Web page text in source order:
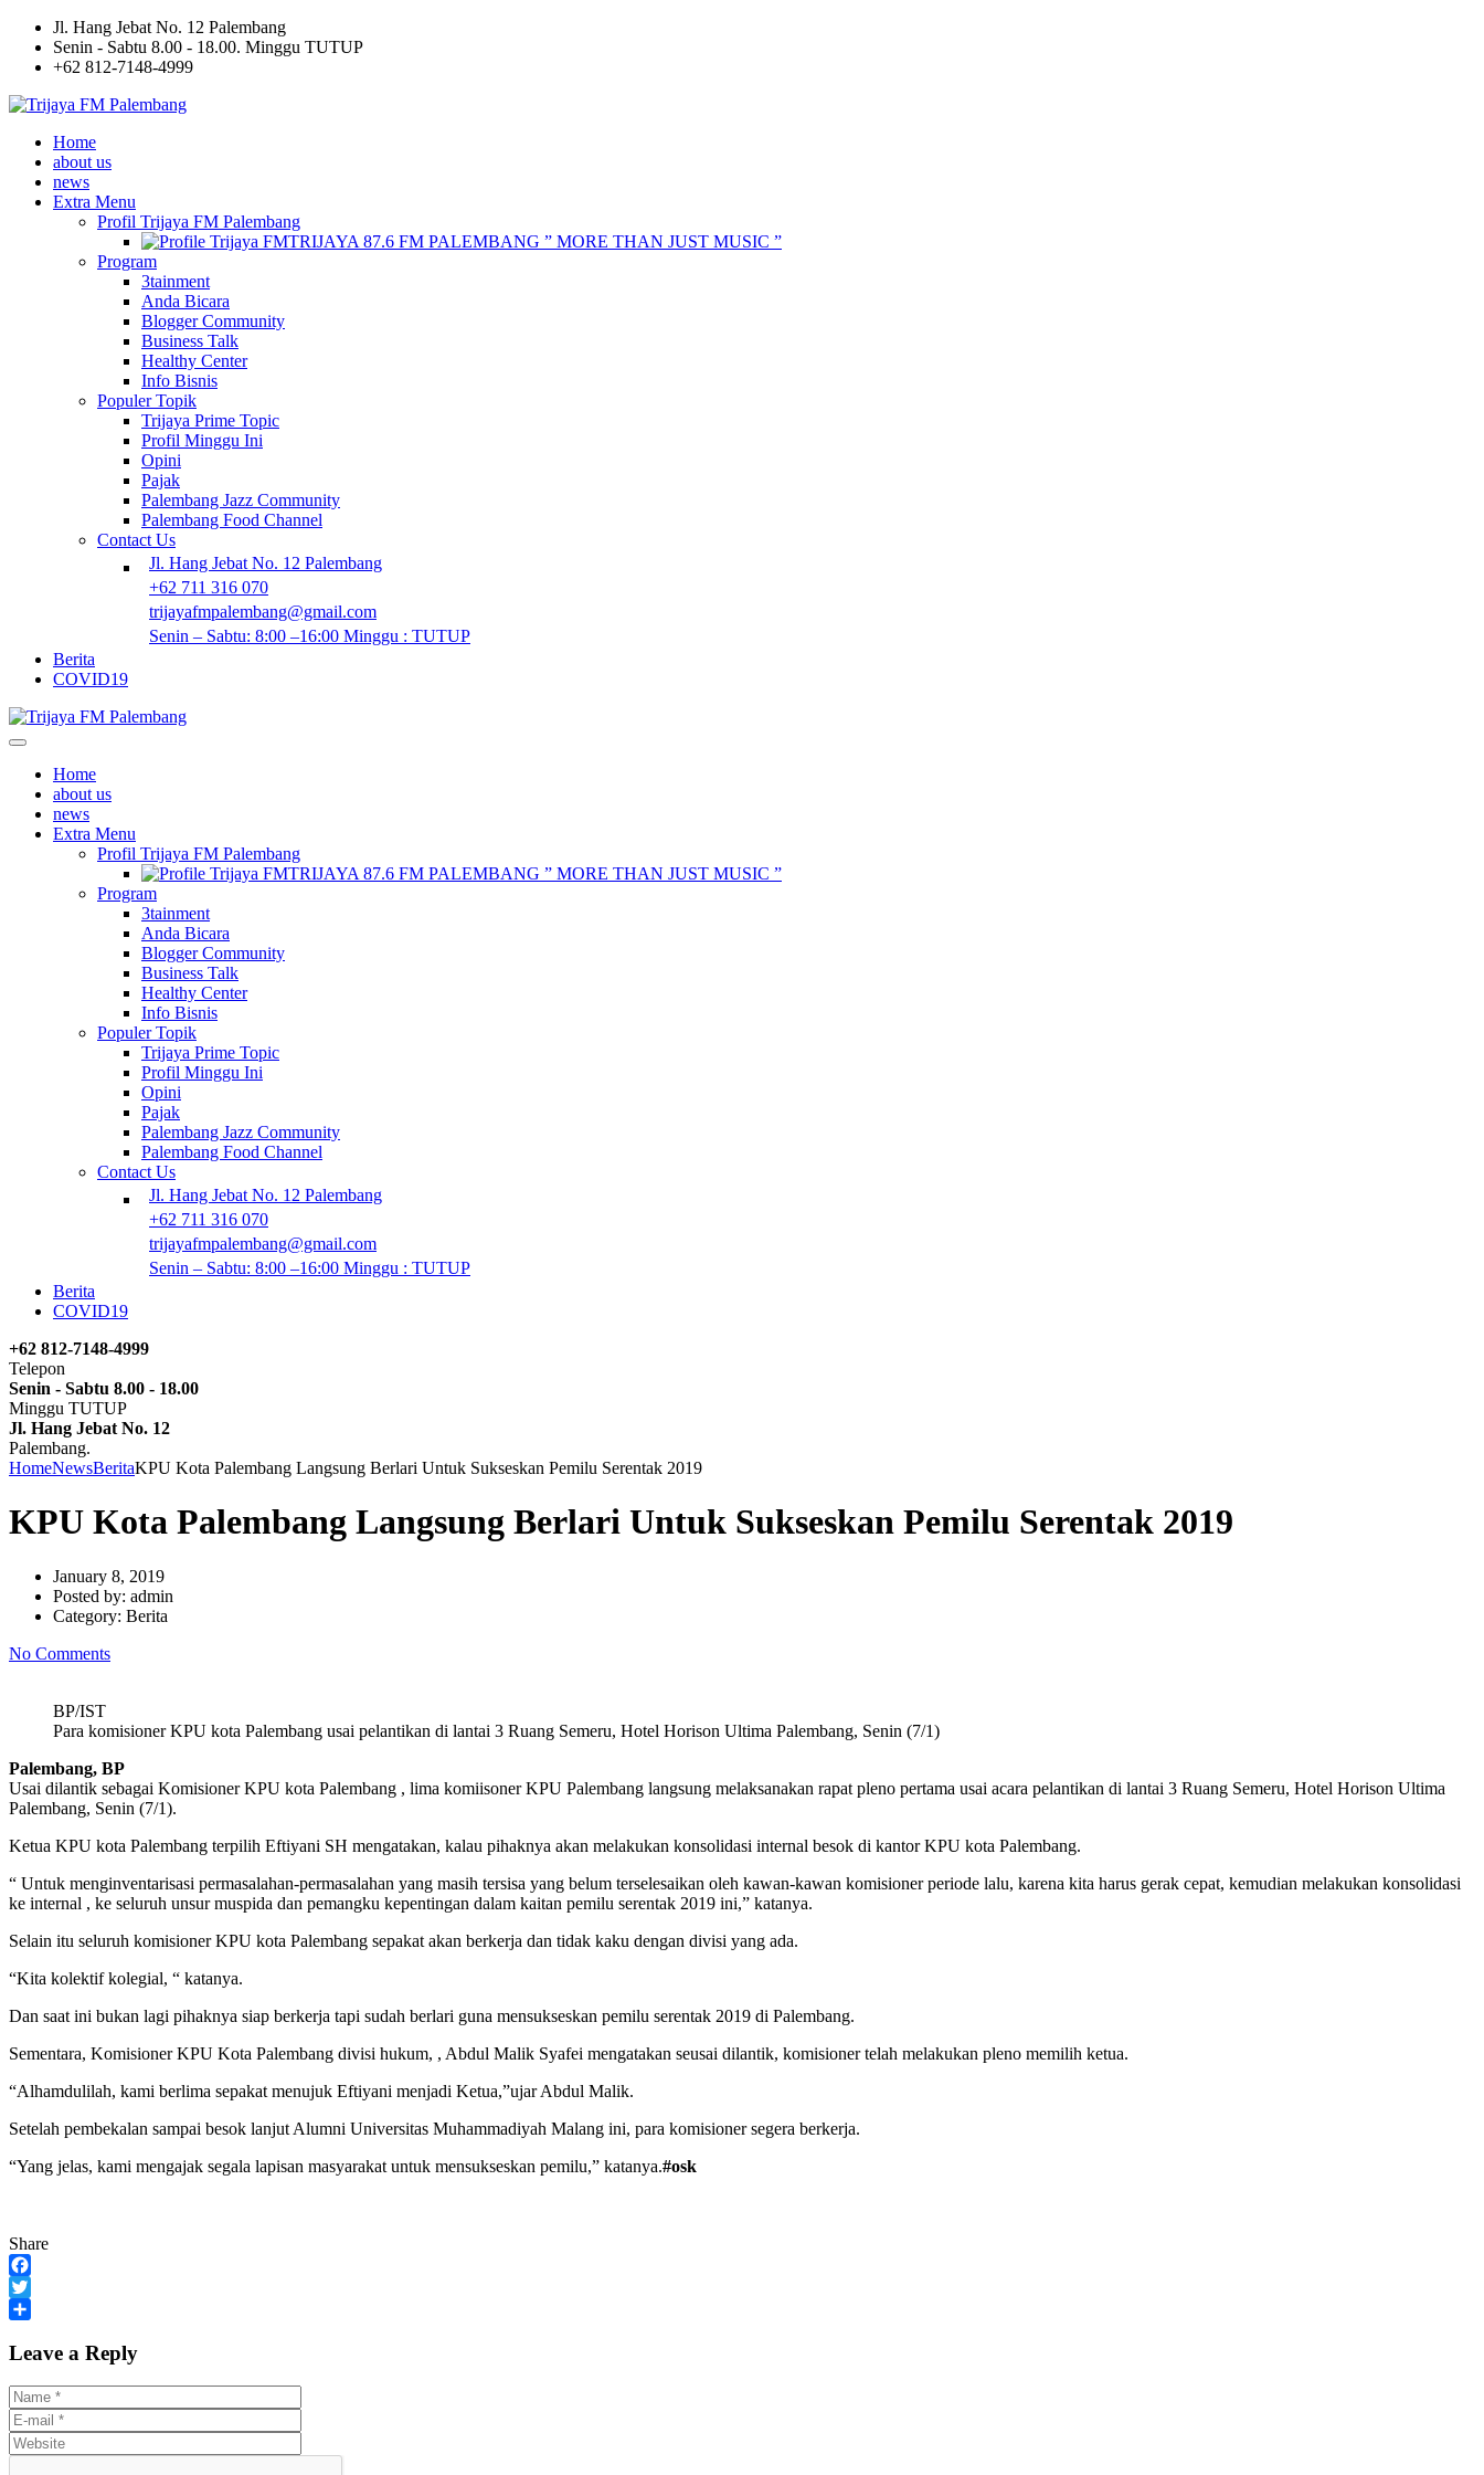
Jl. Hang Jebat No. 12 Palembang
Senin - Sabtu 8.00 - 18.00. Minggu TUTUP
+62 812-7148-4999
Home
about us
news
Extra Menu
Profil Trijaya FM Palembang
TRIJAYA 87.6 FM PALEMBANG ” MORE THAN JUST MUSIC ”
Program
3tainment
Anda Bicara
Blogger Community
Business Talk
Healthy Center
Info Bisnis
Populer Topik
Trijaya Prime Topic
Profil Minggu Ini
Opini
Pajak
Palembang Jazz Community
Palembang Food Channel
Contact Us
Jl. Hang Jebat No. 12 Palembang
+62 711 316 070
trijayafmpalembang@gmail.com
Senin – Sabtu: 8:00 –16:00 Minggu : TUTUP
Berita
COVID19
Home
about us
news
Extra Menu
Profil Trijaya FM Palembang
TRIJAYA 87.6 FM PALEMBANG ” MORE THAN JUST MUSIC ”
Program
3tainment
Anda Bicara
Blogger Community
Business Talk
Healthy Center
Info Bisnis
Populer Topik
Trijaya Prime Topic
Profil Minggu Ini
Opini
Pajak
Palembang Jazz Community
Palembang Food Channel
Contact Us
Jl. Hang Jebat No. 12 Palembang
+62 711 316 070
trijayafmpalembang@gmail.com
Senin – Sabtu: 8:00 –16:00 Minggu : TUTUP
Berita
COVID19
+62 812-7148-4999
Telepon
Senin - Sabtu 8.00 - 18.00
Minggu TUTUP
Jl. Hang Jebat No. 12
Palembang.
HomeNewsBeritaKPU Kota Palembang Langsung Berlari Untuk Sukseskan Pemilu Serentak 2019
KPU Kota Palembang Langsung Berlari Untuk Sukseskan Pemilu Serentak 2019
January 8, 2019
Posted by: admin
Category: Berita
No Comments
BP/IST
Para komisioner KPU kota Palembang usai pelantikan di lantai 3 Ruang Semeru, Hotel Horison Ultima Palembang, Senin (7/1)
Palembang, BP
Usai dilantik sebagai Komisioner KPU kota Palembang , lima komiisoner KPU Palembang langsung melaksanakan rapat pleno pertama usai acara pelantikan di lantai 3 Ruang Semeru, Hotel Horison Ultima
Palembang, Senin (7/1).
Ketua KPU kota Palembang terpilih Eftiyani SH mengatakan, kalau pihaknya akan melakukan konsolidasi internal besok di kantor KPU kota Palembang.
“ Untuk menginventarisasi permasalahan-permasalahan yang masih tersisa yang belum terselesaikan oleh kawan-kawan komisioner periode lalu, karena kita harus gerak cepat, kemudian melakukan konsolidasi
ke internal , ke seluruh unsur muspida dan pemangku kepentingan dalam kaitan pemilu serentak 2019 ini,” katanya.
Selain itu seluruh komisioner KPU kota Palembang sepakat akan berkerja dan tidak kaku dengan divisi yang ada.
“Kita kolektif kolegial, “ katanya.
Dan saat ini bukan lagi pihaknya siap berkerja tapi sudah berlari guna mensukseskan pemilu serentak 2019 di Palembang.
Sementara, Komisioner KPU Kota Palembang divisi hukum, , Abdul Malik Syafei mengatakan seusai dilantik, komisioner telah melakukan pleno memilih ketua.
“Alhamdulilah, kami berlima sepakat menujuk Eftiyani menjadi Ketua,”ujar Abdul Malik.
Setelah pembekalan sampai besok lanjut Alumni Universitas Muhammadiyah Malang ini, para komisioner segera berkerja.
“Yang jelas, kami mengajak segala lapisan masyarakat untuk mensukseskan pemilu,” katanya.#osk
Share
Facebook
Twitter
Leave a Reply